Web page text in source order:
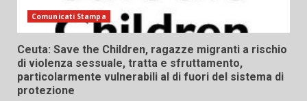
Comunicati Stampa
Ceuta: Save the Children, ragazze migranti a rischio
di violenza sessuale, tratta e sfruttamento,
particolarmente vulnerabili al di fuori del sistema di
protezione